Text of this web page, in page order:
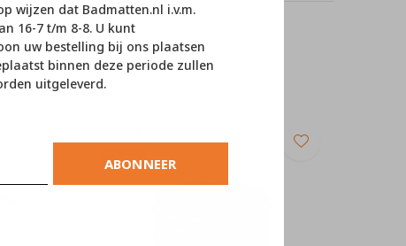
wijzen dat Badmatten.nl i.v.m.
16-7 t/m 8-8. U kunt
uw bestelling bij ons plaatsen
binnen deze periode zullen
uitgeleverd.
ABONNEER
-10%